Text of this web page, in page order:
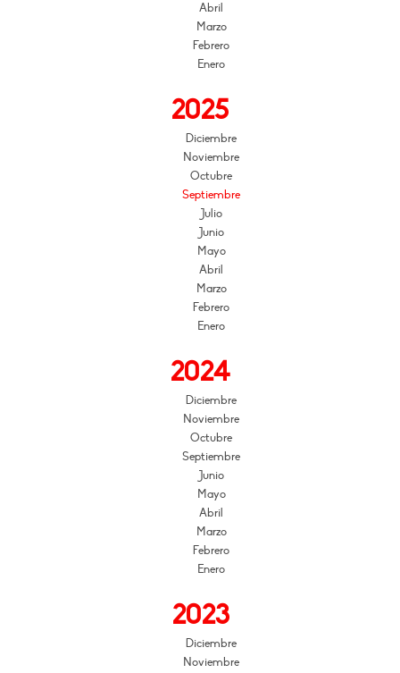
Abril
Marzo
Febrero
Enero
2025
Diciembre
Noviembre
Octubre
Septiembre
Julio
Junio
Mayo
Abril
Marzo
Febrero
Enero
2024
Diciembre
Noviembre
Octubre
Septiembre
Junio
Mayo
Abril
Marzo
Febrero
Enero
2023
Diciembre
Noviembre